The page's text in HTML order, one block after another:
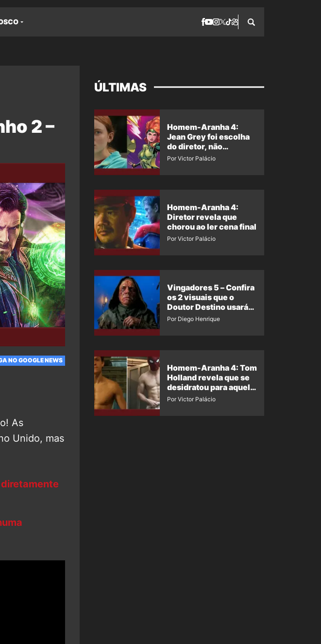
2 –
NO GOOGLE NEWS
As
Unido, mas
ÚLTIMAS
Homem-Aranha 4:
Jean Grey foi escolha
do diretor, não
imposição da Marvel
Por Victor Palácio
Homem-Aranha 4:
Diretor revela que
chorou ao ler cena final
Por Victor Palácio
Vingadores 5 – Confira
os 2 visuais que o
Doutor Destino usará
no filme
Por Diego Henrique
Homem-Aranha 4: Tom
Holland revela que se
desidratou para aquela
cena
Por Victor Palácio